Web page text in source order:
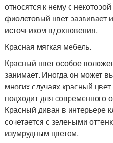
относятся к нему с
фиолетовый цвет развивает
источником вдохновения.
Красная мягкая мебель.
Красный цвет особое
занимает. Иногда он может
многих случаях красный
подходит для
Красный диван в интерьере
сочетается с зелеными
изумрудным цветом.